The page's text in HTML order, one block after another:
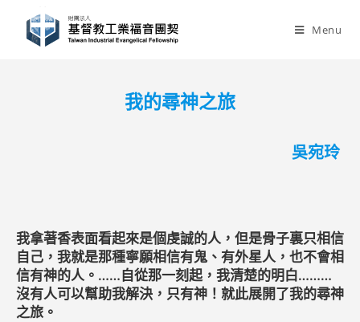
content
Menu
我的尋神之旅
吳宛玲
我拿著香表面看起來是個虔誠的人，但是骨子裏只相信
自己，我就是那種寧願相信有鬼、有外星人，也不會相
信有神的人。……自從那一刻起，我清楚的明白………
沒有人可以幫助我解決，只有神！就此展開了我的尋神
之旅。